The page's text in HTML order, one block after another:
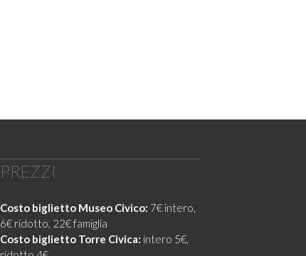
PREZZI
Costo biglietto Museo Civico: 7€ intero,
6€ ridotto, 22€ famiglia
Costo biglietto Torre Civica: intero 5€,